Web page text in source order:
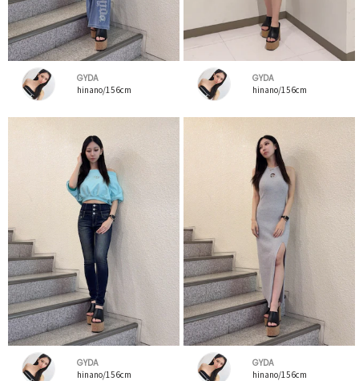
GYDA
hinano/156cm
GYDA
hinano/156cm
GYDA
hinano/156cm
GYDA
hinano/156cm